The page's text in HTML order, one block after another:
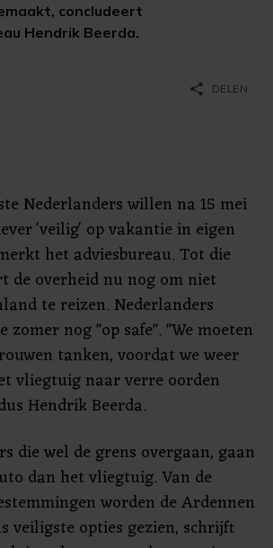
concludeert
Hendrik Beerda.
share DELEN
Nederlanders willen na 15 mei
'veilig' op vakantie in eigen
het adviesbureau. Tot die
de overheid nu nog om niet
te reizen. Nederlanders
zomer nog "op safe". "We moeten
tanken, voordat we weer
vliegtuig naar verre oorden
Hendrik Beerda.
die wel de grens overgaan, gaan
dan het vliegtuig. Van de
worden de Ardennen
veiligste opties gezien, schrijft